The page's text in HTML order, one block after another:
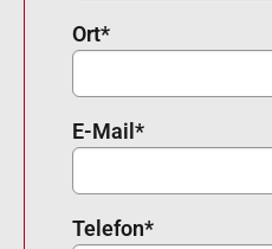
Ort*
E-Mail *
Telefon*